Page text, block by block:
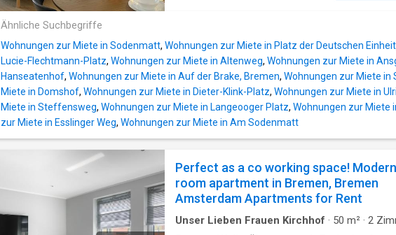
Ähnliche Suchbegriffe
Wohnungen zur Miete in Sodenmatt, Wohnungen zur Miete in Platz der Deutschen
Lucie-Flechtmann-Platz, Wohnungen zur Miete in Altenweg, Wohnungen zur Miete in
Hanseatenhof, Wohnungen zur Miete in Auf der Brake, Bremen, Wohnungen zur Miete in
Miete in Domshof, Wohnungen zur Miete in Dieter-Klink-Platz, Wohnungen zur Miete in
Miete in Steffensweg, Wohnungen zur Miete in Langeooger Platz, Wohnungen zur Miete
zur Miete in Esslinger Weg, Wohnungen zur Miete in Am Sodenmatt
Perfect as a co working space!
room apartment in Bremen, Bremen
Amsterdam Apartments for Rent
Unser Lieben Frauen Kirchhof · 50 m² · 2